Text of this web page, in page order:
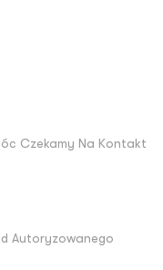
Czekamy Na Kontakt
Autoryzowanego